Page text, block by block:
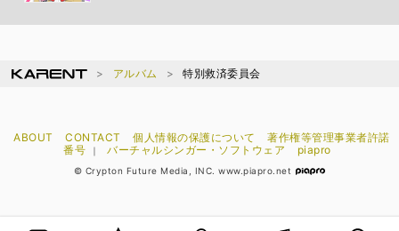
アルバム 特別救済委員会
ABOUT CONTACT 個人情報の保護について
著作権等管理事業者許諾
番号
｜ バーチャルシンガー・ソフトウェア piapro
© Crypton Future Media, INC. www.piapro.net